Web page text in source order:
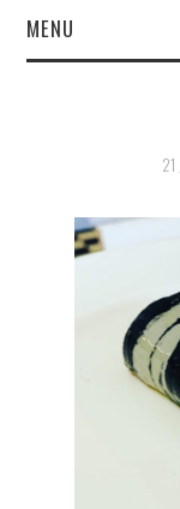
MENU
LE
PHOTOS